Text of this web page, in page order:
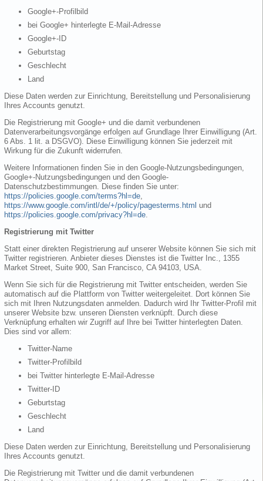
Google+-Profilbild
bei Google+ hinterlegte E-Mail-Adresse
Google+-ID
Geburtstag
Geschlecht
Land
Diese Daten werden zur Einrichtung, Bereitstellung und Personalisierung
Ihres Accounts genutzt.
Die Registrierung mit Google+ und die damit verbundenen
Datenverarbeitungsvorgänge erfolgen auf Grundlage Ihrer Einwilligung (Art.
6 Abs. 1 lit. a DSGVO). Diese Einwilligung können Sie jederzeit mit
Wirkung für die Zukunft widerrufen.
Weitere Informationen finden Sie in den Google-Nutzungsbedingungen,
Google+-Nutzungsbedingungen und den Google-
Datenschutzbestimmungen. Diese finden Sie unter:
https://policies.google.com/terms?hl=de,
https://www.google.com/intl/de/+/policy/pagesterms.html und
https://policies.google.com/privacy?hl=de.
Registrierung mit Twitter
Statt einer direkten Registrierung auf unserer Website können Sie sich mit
Twitter registrieren. Anbieter dieses Dienstes ist die Twitter Inc., 1355
Market Street, Suite 900, San Francisco, CA 94103, USA.
Wenn Sie sich für die Registrierung mit Twitter entscheiden, werden Sie
automatisch auf die Plattform von Twitter weitergeleitet. Dort können Sie
sich mit Ihren Nutzungsdaten anmelden. Dadurch wird Ihr Twitter-Profil mit
unserer Website bzw. unseren Diensten verknüpft. Durch diese
Verknüpfung erhalten wir Zugriff auf Ihre bei Twitter hinterlegten Daten.
Dies sind vor allem:
Twitter-Name
Twitter-Profilbild
bei Twitter hinterlegte E-Mail-Adresse
Twitter-ID
Geburtstag
Geschlecht
Land
Diese Daten werden zur Einrichtung, Bereitstellung und Personalisierung
Ihres Accounts genutzt.
Die Registrierung mit Twitter und die damit verbundenen